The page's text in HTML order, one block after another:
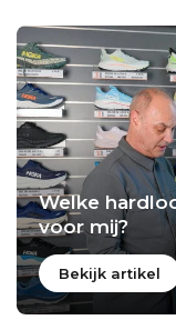
Welke
voor mij?
Bekijk artikel